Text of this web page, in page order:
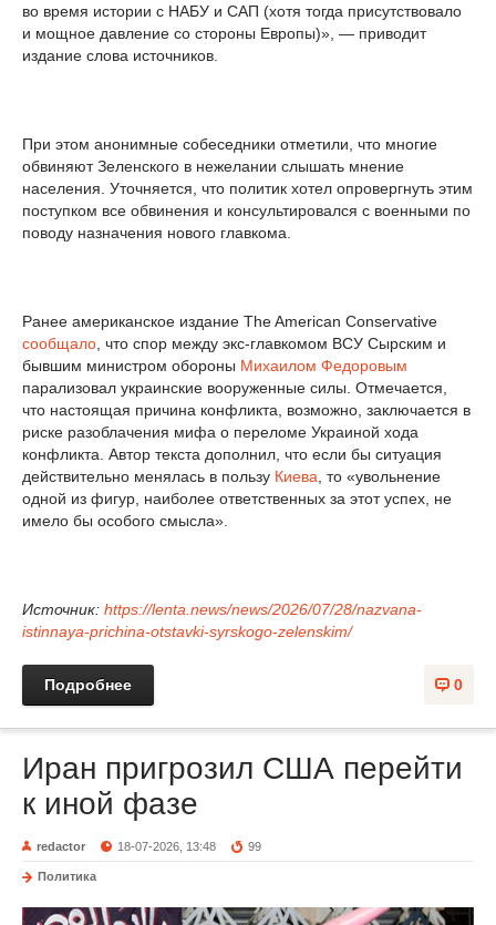
во время истории с НАБУ и САП (хотя тогда присутствовало
и мощное давление со стороны Европы)», — приводит
издание слова источников.
При этом анонимные собеседники отметили, что многие
обвиняют Зеленского в нежелании слышать мнение
населения. Уточняется, что политик хотел опровергнуть этим
поступком все обвинения и консультировался с военными по
поводу назначения нового главкома.
Ранее американское издание Тhe American Conservative
сообщало , что спор между экс-главкомом ВСУ Сырским и
бывшим министром обороны Михаилом Федоровым
парализовал украинские вооруженные силы. Отмечается,
что настоящая причина конфликта, возможно, заключается в
риске разоблачения мифа о переломе Украиной хода
конфликта. Автор текста дополнил, что если бы ситуация
действительно менялась в пользу Киева , то «увольнение
одной из фигур, наиболее ответственных за этот успех, не
имело бы особого смысла».
Источник: https://lenta.news/news/2026/07/28/nazvana-
istinnaya-prichina-otstavki-syrskogo-zelenskim/
0
Подробнее
Иран пригрозил США перейти
к иной фазе
redactor 18-07-2026, 13:48 99
Политика